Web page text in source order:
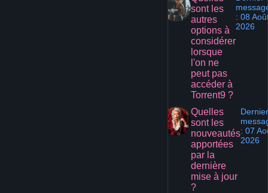
sont les
autres
options à
considérer
lorsque
l'on ne
peut pas
accéder à
Torrent9 ?
: 08
2026
Quelles
sont les
nouveautés
apportées
par la
dernière
mise à jour
?
Dernier
: 07
2026